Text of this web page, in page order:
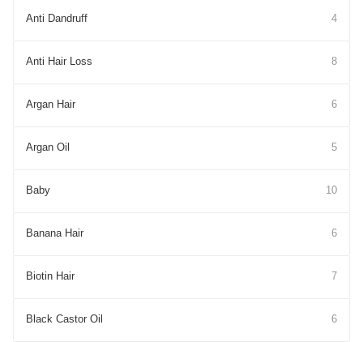
Anti Dandruff 4
Anti Hair Loss 8
Argan Hair 6
Argan Oil 5
Baby 10
Banana Hair 6
Biotin Hair 7
Black Castor Oil 6